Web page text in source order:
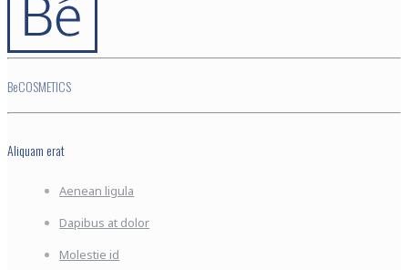
BeCOSMETICS
Aliquam erat
Aenean ligula
Dapibus at dolor
Molestie id